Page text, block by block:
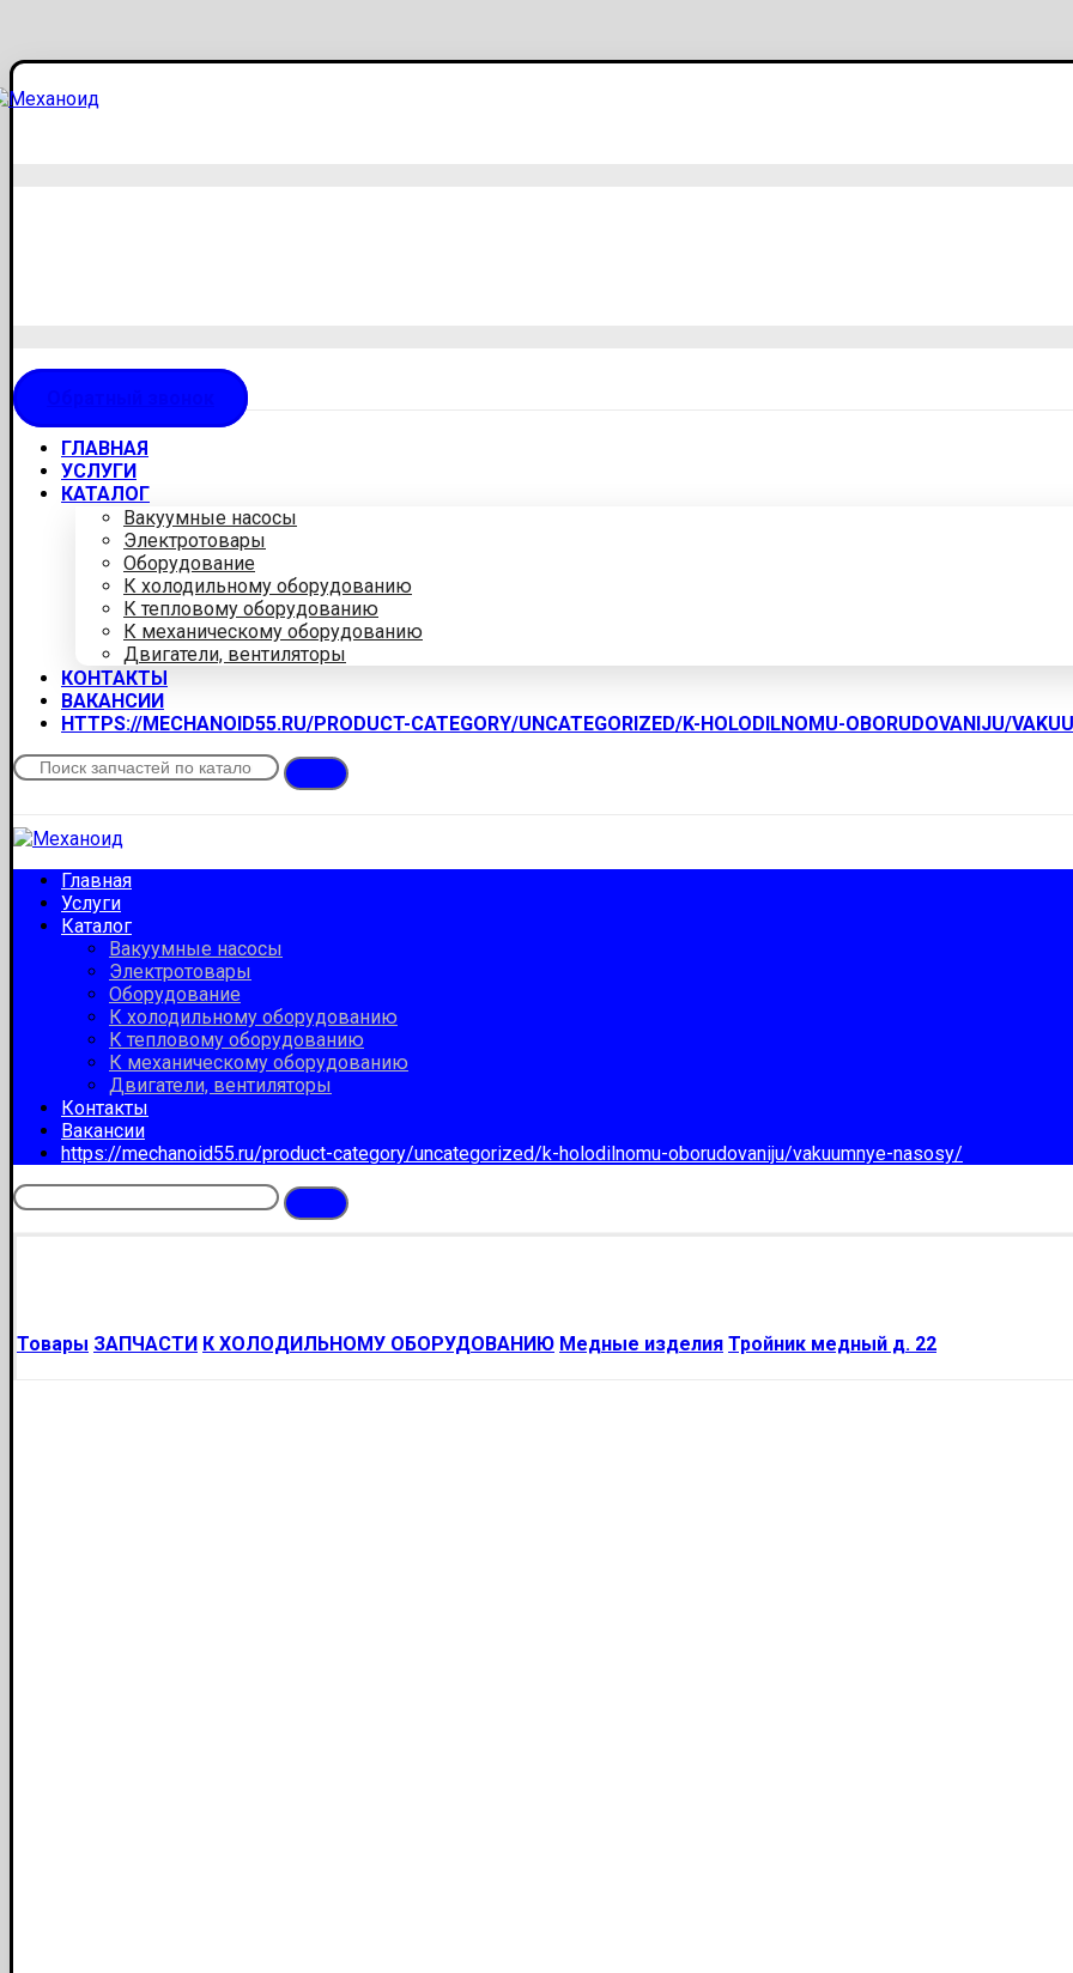
ГЛАВНАЯ
УСЛУГИ
КАТАЛОГ
Вакуумные насосы
Электротовары
Оборудование
К холодильному оборудованию
К тепловому оборудованию
К механическому оборудованию
Двигатели, вентиляторы
КОНТАКТЫ
ВАКАНСИИ
HTTPS://MECHANOID55.RU/PRODUCT-CATEGORY/UNCATEGORIZED/K-HOLODILNOMU-OBORUDOVANIJU/
Главная
Услуги
Каталог
Вакуумные насосы
Электротовары
Оборудование
К холодильному оборудованию
К тепловому оборудованию
К механическому оборудованию
Двигатели, вентиляторы
Контакты
Вакансии
https://mechanoid55.ru/product-category/uncategorized/k-holodilnomu-oborudovaniju/vakuumnye-nasosy/
Товары ЗАПЧАСТИ К ХОЛОДИЛЬНОМУ ОБОРУДОВАНИЮ Медные изделия Тройник медный д. 22